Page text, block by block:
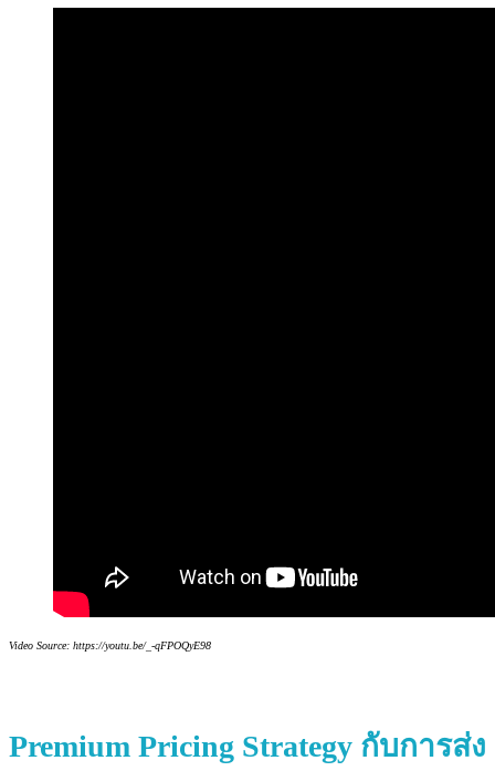
Video Source: https://youtu.be/_-qFPOQyE98
Premium Pricing Strategy กับการส่ง